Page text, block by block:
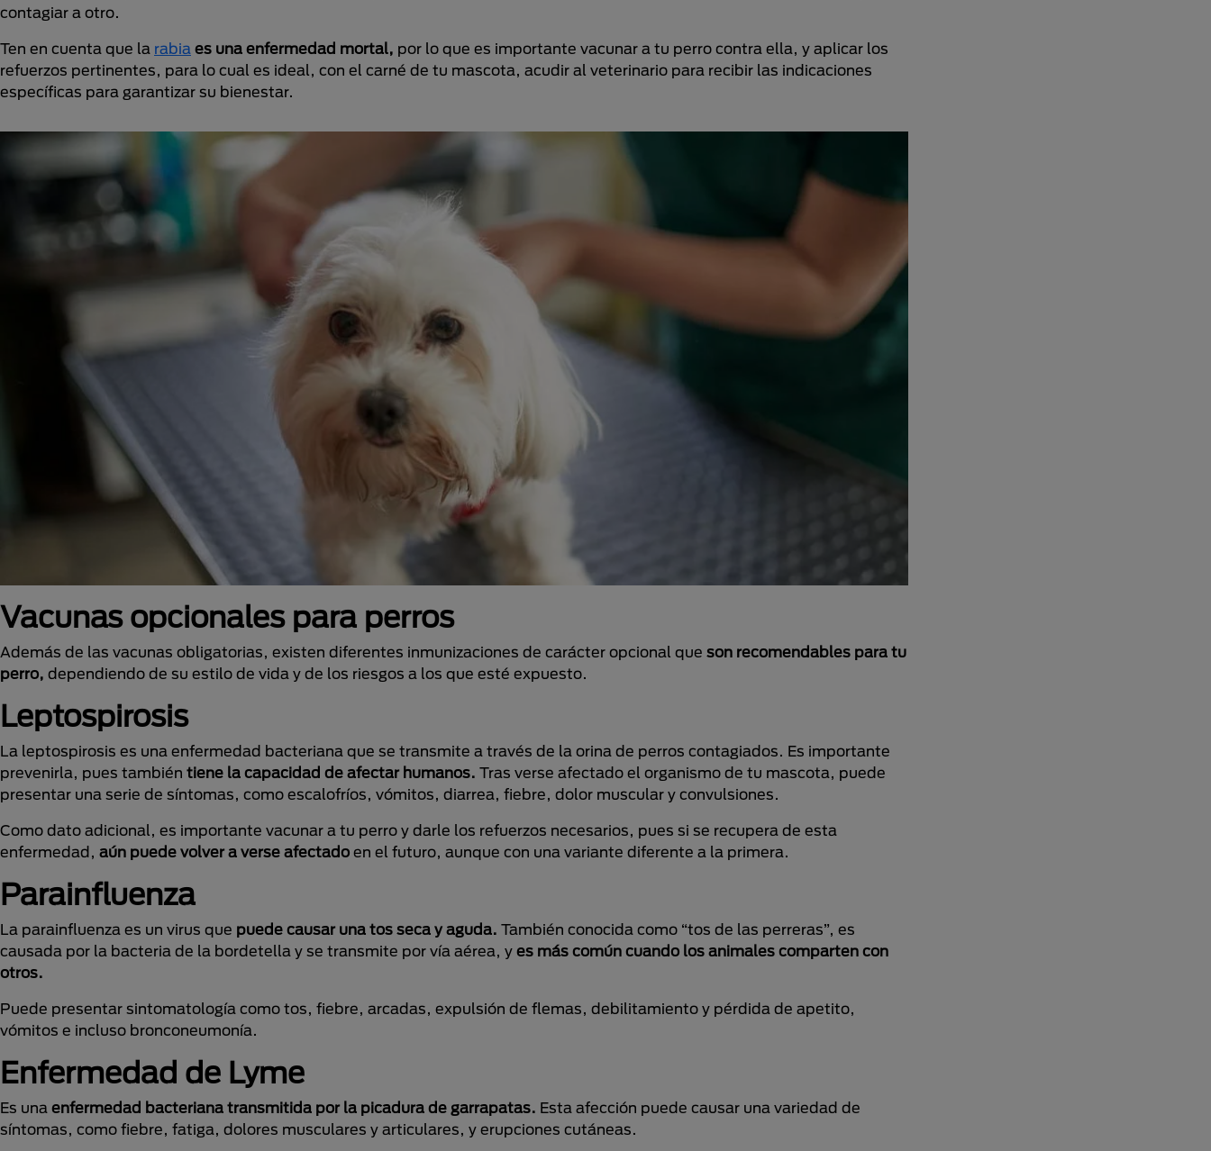
contagiar a otro.
Ten en cuenta que la rabia es una enfermedad mortal, por lo que es importante vacunar a tu perro contra ella, y aplicar los
refuerzos pertinentes, para lo cual es ideal, con el carné de tu mascota, acudir al veterinario para recibir las indicaciones
específicas para garantizar su bienestar.
Vacunas opcionales para perros
Además de las vacunas obligatorias, existen diferentes inmunizaciones de carácter opcional que son recomendables para tu
perro, dependiendo de su estilo de vida y de los riesgos a los que esté expuesto.
Leptospirosis
La leptospirosis es una enfermedad bacteriana que se transmite a través de la orina de perros contagiados. Es importante
prevenirla, pues también tiene la capacidad de afectar humanos. Tras verse afectado el organismo de tu mascota, puede
presentar una serie de síntomas, como escalofríos, vómitos, diarrea, fiebre, dolor muscular y convulsiones.
Como dato adicional, es importante vacunar a tu perro y darle los refuerzos necesarios, pues si se recupera de esta
enfermedad, aún puede volver a verse afectado en el futuro, aunque con una variante diferente a la primera.
Parainfluenza
La parainfluenza es un virus que puede causar una tos seca y aguda. También conocida como “tos de las perreras”, es
causada por la bacteria de la bordetella y se transmite por vía aérea, y es más común cuando los animales comparten con
otros.
Puede presentar sintomatología como tos, fiebre, arcadas, expulsión de flemas, debilitamiento y pérdida de apetito,
vómitos e incluso bronconeumonía.
Enfermedad de Lyme
Es una enfermedad bacteriana transmitida por la picadura de garrapatas. Esta afección puede causar una variedad de
síntomas, como fiebre, fatiga, dolores musculares y articulares, y erupciones cutáneas.